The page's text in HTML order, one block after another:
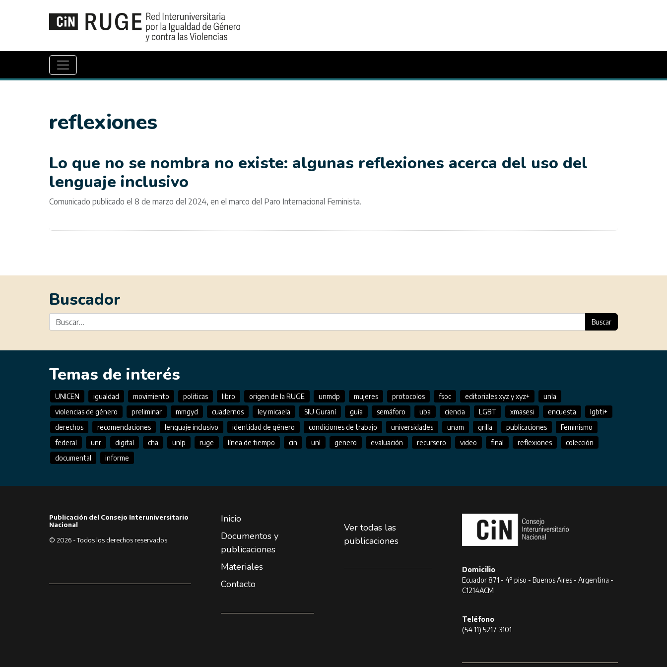
reflexiones
Lo que no se nombra no existe: algunas reflexiones acerca del uso del
lenguaje inclusivo
Comunicado publicado el 8 de marzo del 2024, en el marco del Paro Internacional Feminista.
Buscador
Buscar
Temas de interés
UNICEN igualdad movimiento politicas libro origen de la RUGE unmdp mujeres protocolos fsoc editoriales xyz y xyz+
unla
violencias de género
preliminar mmgyd cuadernos ley micaela SIU Guraní guía semáforo uba ciencia LGBT xmasesi encuesta
lgbti+
derechos
recomendaciones lenguaje inclusivo identidad de género condiciones de trabajo universidades unam grilla publicaciones
Feminismo
federal
unr digital cha unlp ruge línea de tiempo cin unl genero evaluación recursero video final reflexiones
colección
documental
informe
Publicación del Consejo Interuniversitario
Nacional
© 2026 - Todos los derechos reservados
Inicio
Documentos y
publicaciones
Materiales
Contacto
Ver todas las
publicaciones
Domicilio
Ecuador 871 - 4° piso - Buenos Aires - Argentina -
C1214ACM
Teléfono
(54 11) 5217-3101